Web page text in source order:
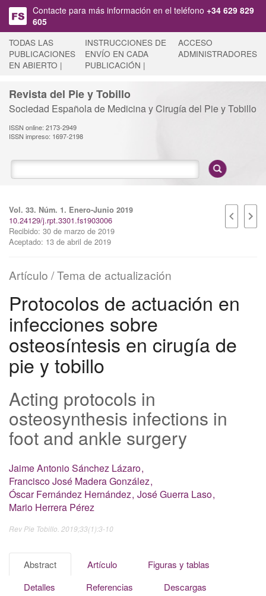
Pasar al contenido principal
Contacte para más información en el teléfono +34 629 829
605
TODAS LAS
PUBLICACIONES
EN ABIERTO |
INSTRUCCIONES DE
ENVÍO EN CADA
PUBLICACIÓN |
ACCESO
ADMINISTRADORES
Revista del Pie y Tobillo
Sociedad Española de Medicina y Cirugía del Pie y Tobillo
ISSN online: 2173-2949
ISSN impreso: 1697-2198
Vol. 33. Núm. 1. Enero-Junio 2019
10.24129/j.rpt.3301.fs1903006
Recibido: 30 de marzo de 2019
Aceptado: 13 de abril de 2019
Artículo /Tema de actualización
Protocolos de actuación en
infecciones sobre
osteosíntesis en cirugía de
pie y tobillo
Acting protocols in
osteosynthesis infections in
foot and ankle surgery
Jaime Antonio Sánchez Lázaro
Francisco José Madera González
Óscar Fernández Hernández José Guerra Laso
Mario Herrera Pérez
Rev Pie Tobillo. 2019;33(1):3-10
Abstract Artículo
Figuras y tablas
Detalles
Referencias Descargas